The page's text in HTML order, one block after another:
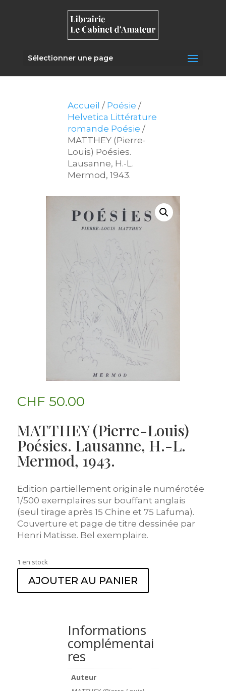
Sélectionner une page
Accueil / Poésie /
Helvetica Littérature
romande Poésie /
MATTHEY (Pierre-
Louis) Poésies.
Lausanne, H.-L.
Mermod, 1943.
CHF 50.00
MATTHEY (Pierre-Louis)
Poésies. Lausanne, H.-L.
Mermod, 1943.
Edition partiellement originale numérotée
1/500 exemplaires sur bouffant anglais
(seul tirage après 15 Chine et 75 Lafuma).
Couverture et page de titre dessinée par
Henri Matisse. Bel exemplaire.
1 en stock
AJOUTER AU PANIER
Informations
complémentai
res
Auteur